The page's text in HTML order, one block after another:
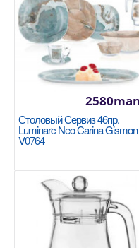
Блендер
A446-10
KORKMAZ
Мерный стакан:
стержень из
Противоскол..
Столовый Сервиз 46пр.
Luminarc Neo Carina Gismon
V0764